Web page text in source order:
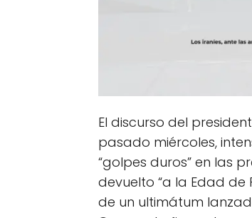
El discurso del
pasado miércoles,
“golpes duros” en las
devuelto “a la Edad de
de un ultimátum